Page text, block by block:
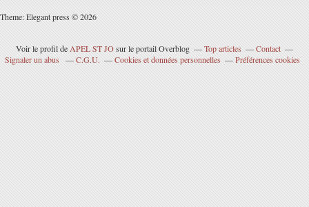
Theme: Elegant press © 2026
Voir le profil de APEL ST JOsur le portail Overblog Top articles
Contact
Signaler un abus
C.G.U. Cookies et données personnelles Préférences cookies